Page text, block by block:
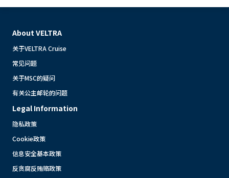
About VELTRA
关于VELTRA Cruise
常见问题
关于MSC的疑问
有关公主邮轮的问题
Legal Information
隐私政策
Cookie政策
信息安全基本政策
反贪腐反贿赂政策